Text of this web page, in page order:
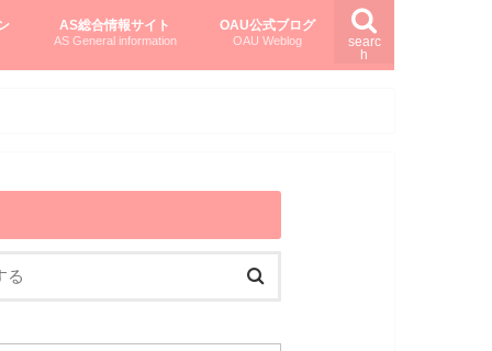
searc
h
AS総合情報サイト
AS General information
OAU公式ブログ
OAU Weblog